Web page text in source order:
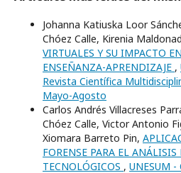
Johanna Katiuska Loor
Chóez Calle, Kirenia
VIRTUALES Y SU IMPACTO
ENSEÑANZA-APRENDIZAJE ,
Revista Científica
Mayo-Agosto
Carlos Andrés Villacreses
Chóez Calle, Victor Antonio
Xiomara Barreto Pin,
FORENSE PARA EL
TECNOLÓGICOS , UNESUM